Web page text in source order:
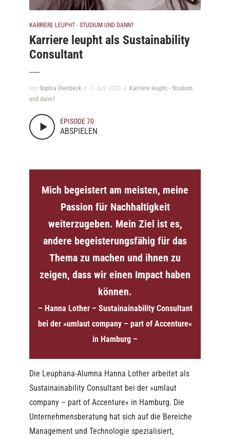
KARRIERE LEUPHT - STUDIUM UND DANN?
Karriere leupht als Sustainability
Consultant
von Sophia Overbeck 1. Juni 2023
Karriere leupht - Studium
und dann?
EPISODE 70
ABSPIELEN
Mich begeistert am meisten, meine
Passion für Nachhaltigkeit
weiterzugeben. Mein Ziel ist es,
andere begeisterungsfähig für das
Thema zu machen und ihnen zu
zeigen, dass wir einen Impact haben
können.
– Hanna Lother – Sustainainability Consultant
bei der »umlaut company – part of Accenture«
in Hamburg –
Die Leuphana-Alumna Hanna Lother arbeitet als
Sustainainability Consultant bei der »umlaut
company – part of Accenture« in Hamburg. Die
Unternehmensberatung hat sich auf die Bereiche
Management und Technologie spezialisiert,